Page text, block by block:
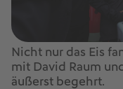
Nicht nur das Eis
mit David Raum
äußerst begehrt.